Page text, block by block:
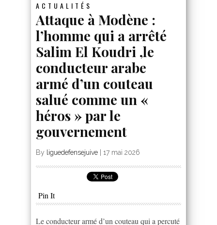
ACTUALITÉS
Attaque à Modène :
l’homme qui a arrêté
Salim El Koudri ,le
conducteur arabe
armé d’un couteau
salué comme un «
héros » par le
gouvernement
By liguedefensejuive 17 mai 2026
Pin It
Le conducteur armé d’un couteau qui a percuté